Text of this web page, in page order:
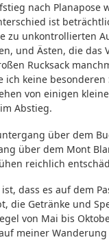
nach Planapose
ist
zu unkontrollierten
und Ästen, die das
Rucksack
ich keine
von einigen
Abstieg.
über dem
über dem Mont
reichlich
dass es auf dem
die Getränke und
von Mai bis
meiner